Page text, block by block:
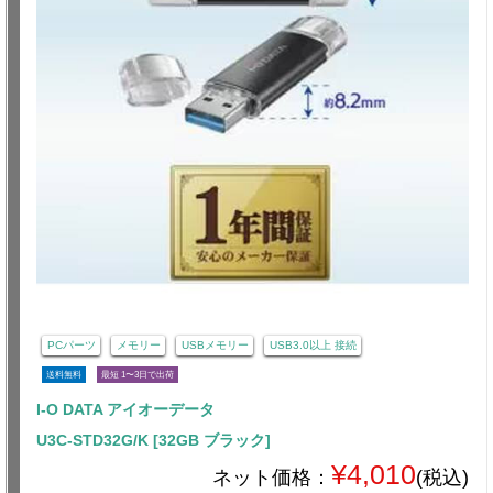
PCパーツ メモリー USBメモリー USB3.0以上 接続
送料無料 最短 1〜3日で出荷
I-O DATA アイオーデータ
U3C-STD32G/K [32GB ブラック]
ネット価格： ¥4,010(税込)